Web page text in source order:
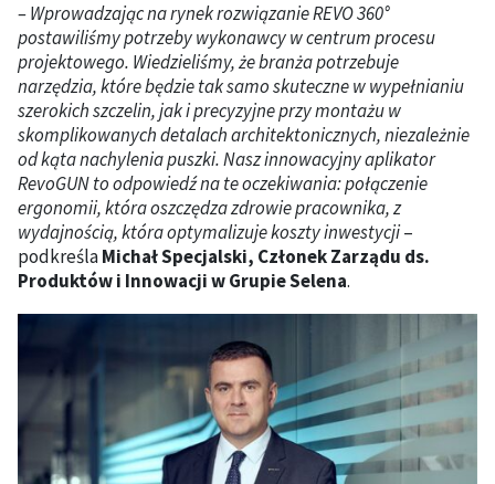
– Wprowadzając na rynek rozwiązanie REVO 360°
postawiliśmy potrzeby wykonawcy w centrum procesu
projektowego. Wiedzieliśmy, że branża potrzebuje
narzędzia, które będzie tak samo skuteczne w wypełnianiu
szerokich szczelin, jak i precyzyjne przy montażu w
skomplikowanych detalach architektonicznych, niezależnie
od kąta nachylenia puszki. Nasz innowacyjny aplikator
RevoGUN to odpowiedź na te oczekiwania: połączenie
ergonomii, która oszczędza zdrowie pracownika, z
wydajnością, która optymalizuje koszty inwestycji–
podkreślaMichał Specjalski, Członek Zarządu ds.
Produktów i Innowacji w Grupie Selena.